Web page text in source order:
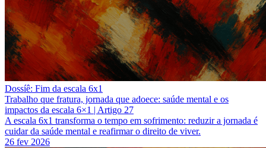
Dossíê: Fim da escala 6x1
Trabalho que fratura, jornada que adoece: saúde mental e os
impactos da escala 6×1 | Artigo 27
A escala 6x1 transforma o tempo em sofrimento: reduzir a jornada é
cuidar da saúde mental e reafirmar o direito de viver.
26 fev 2026